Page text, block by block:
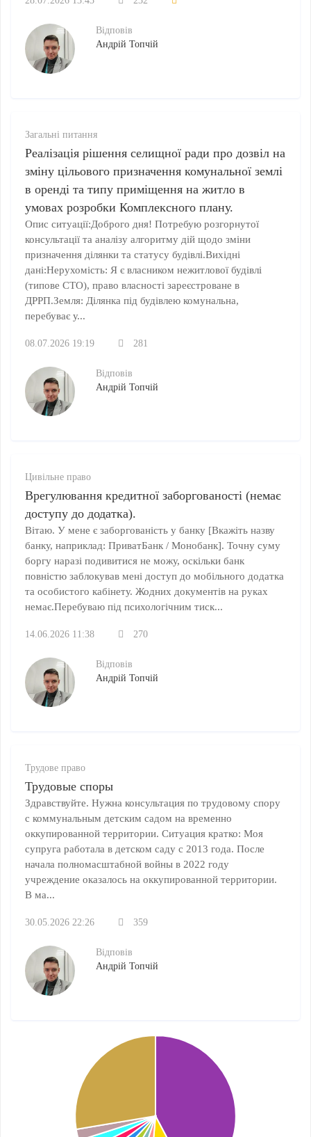
Відповів
Андрій Топчій
Загальні питання
Реалізація рішення селищної ради про дозвіл на
зміну цільового призначення комунальної землі
в оренді та типу приміщення на житло в
умовах розробки Комплексного плану.
Опис ситуації:Доброго дня! Потребую розгорнутої
консультації та аналізу алгоритму дій щодо зміни
призначення ділянки та статусу будівлі.Вихідні
дані:Нерухомість: Я є власником нежитлової будівлі
(типове CТО), право власності зареєстроване в
ДРРП.Земля: Ділянка під будівлею комунальна,
перебуває у...
08.07.2026 19:19 281
Відповів
Андрій Топчій
Цивільне право
Врегулювання кредитної заборгованості (немає
доступу до додатка).
Вітаю. У мене є заборгованість у банку [Вкажіть назву
банку, наприклад: ПриватБанк / Монобанк]. Точну суму
боргу наразі подивитися не можу, оскільки банк
повністю заблокував мені доступ до мобільного додатка
та особистого кабінету. Жодних документів на руках
немає.Перебуваю під психологічним тиск...
14.06.2026 11:38 270
Відповів
Андрій Топчій
Трудове право
Трудовые споры
Здравствуйте. Нужна консультация по трудовому спору
с коммунальным детским садом на временно
оккупированной территории. Ситуация кратко: Моя
супруга работала в детском саду с 2013 года. После
начала полномасштабной войны в 2022 году
учреждение оказалось на оккупированной территории.
В ма...
30.05.2026 22:26 359
Відповів
Андрій Топчій